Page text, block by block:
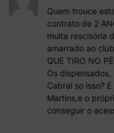
Quem trouce
contrato de 2
multa rescisória
amarrado ao
QUE TIRO NO
Os dispensados,
Cabral so isso?
Martins,e o
conseguir o